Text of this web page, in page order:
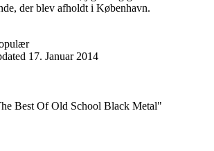
der blev afholdt i København.
17. Januar 2014
Best Of Old School Black Metal"